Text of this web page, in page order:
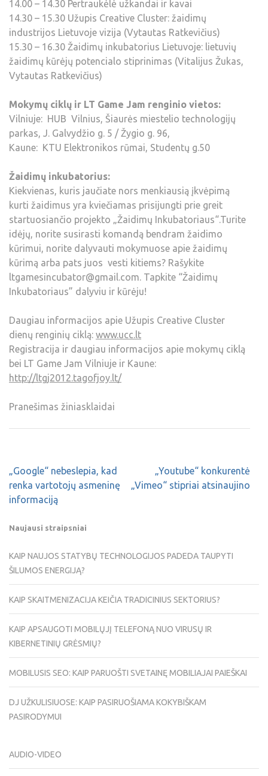
14.00 – 14.30 Pertraukėlė užkandai ir kavai
14.30 – 15.30 Užupis Creative Cluster: žaidimų
industrijos Lietuvoje vizija (Vytautas Ratkevičius)
15.30 – 16.30 Žaidimų inkubatorius Lietuvoje: lietuvių
žaidimų kūrėjų potencialo stiprinimas (Vitalijus Žukas,
Vytautas Ratkevičius)
Mokymų ciklų ir LT Game Jam renginio vietos:
Vilniuje: HUB Vilnius, Šiaurės miestelio technologijų
parkas, J. Galvydžio g. 5 / Žygio g. 96,
Kaune: KTU Elektronikos rūmai, Studentų g.50
Žaidimų inkubatorius:
Kiekvienas, kuris jaučiate nors menkiausią įkvėpimą
kurti žaidimus yra kviečiamas prisijungti prie greit
startuosiančio projekto „Žaidimų Inkubatoriaus“.Turite
idėjų, norite susirasti komandą bendram žaidimo
kūrimui, norite dalyvauti mokymuose apie žaidimų
kūrimą arba pats juos vesti kitiems? Rašykite
ltgamesincubator@gmail.com. Tapkite “Žaidimų
Inkubatoriaus” dalyviu ir kūrėju!
Daugiau informacijos apie Užupis Creative Cluster
dienų renginių ciklą: www.ucc.lt
Registracija ir daugiau informacijos apie mokymų ciklą
bei LT Game Jam Vilniuje ir Kaune:
http://ltgj2012.tagofjoy.lt/
Pranešimas žiniasklaidai
„Google“ nebeslepia, kad
renka vartotojų asmeninę
informaciją
„Youtube“ konkurentė
„Vimeo“ stipriai atsinaujino
Naujausi straipsniai
KAIP NAUJOS STATYBŲ TECHNOLOGIJOS PADEDA TAUPYTI
ŠILUMOS ENERGIJĄ?
KAIP SKAITMENIZACIJA KEIČIA TRADICINIUS SEKTORIUS?
KAIP APSAUGOTI MOBILŲJĮ TELEFONĄ NUO VIRUSŲ IR
KIBERNETINIŲ GRĖSMIŲ?
MOBILUSIS SEO: KAIP PARUOŠTI SVETAINĘ MOBILIAJAI PAIEŠKAI
DJ UŽKULISIUOSE: KAIP PASIRUOŠIAMA KOKYBIŠKAM
PASIRODYMUI
AUDIO-VIDEO